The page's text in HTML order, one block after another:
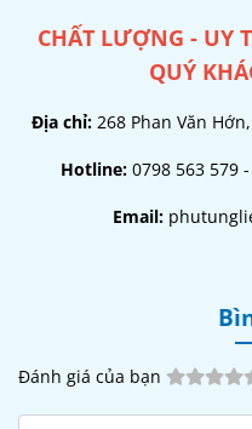
CHẤT LƯỢNG - UY
QUÝ
Địa chỉ: 268 Phan Văn
Hotline:0798 563 579
Email:
Đánh giá của bạn